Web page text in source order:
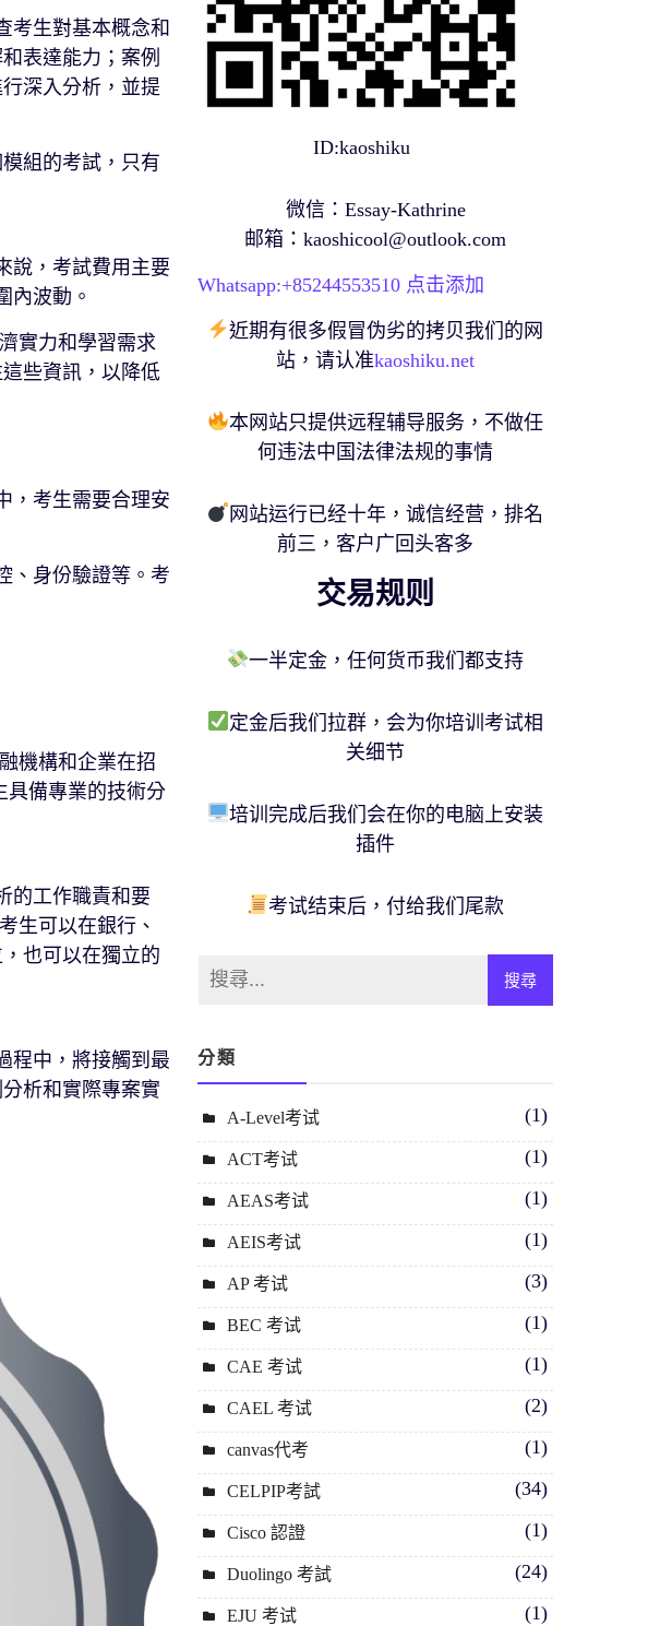
考生對基本概念和
表達能力；案例
深入分析，並提
組的考試，只有
說，考試費用主要
內波動。
實力和學習需求
些資訊，以降低
，考生需要合理安
、身份驗證等。考
機構和企業在招
具備專業的技術分
的工作職責和要
生可以在銀行、
也可以在獨立的
程中，將接觸到最
析和實際專案實
ID:kaoshiku
微信：Essay-Kathrine
邮箱： kaoshicool@outlook.com
Whatsapp:+85244553510 点击添加
近期有很多假冒伪劣的拷贝我们的网
站，请认准kaoshiku.net
本网站只提供远程辅导服务，不做任
何违法中国法律法规的事情
网站运行已经十年，诚信经营，排名
前三，客户广回头客多
交易规则
一半定金，任何货币我们都支持
定金后我们拉群，会为你培训考试相
关细节
培训完成后我们会在你的电脑上安装
插件
考试结束后，付给我们尾款
分類
A-Level考试 (1)
ACT考试 (1)
AEAS考试 (1)
AEIS考试 (1)
AP 考试 (3)
BEC 考试 (1)
CAE 考试 (1)
CAEL 考试 (2)
canvas代考 (1)
CELPIP考試 (34)
Cisco 認證 (1)
Duolingo 考試 (24)
EJU 考试 (1)